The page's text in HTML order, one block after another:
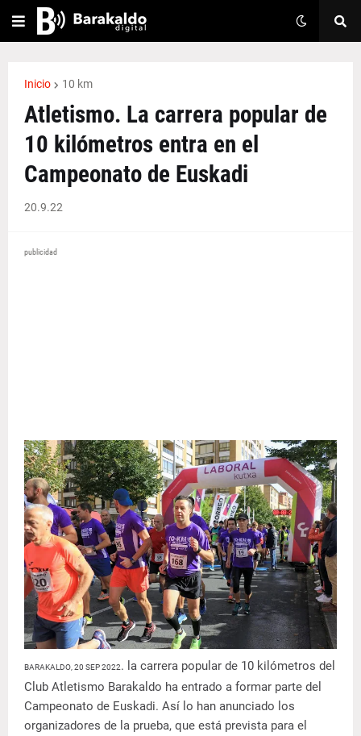
Inicio 10 km
Atletismo. La carrera popular de
10 kilómetros entra en el
Campeonato de Euskadi
20.9.22
publicidad
BARAKALDO, 20 SEP 2022. la carrera popular de 10 kilómetros del
Club Atletismo Barakaldo ha entrado a formar parte del
Campeonato de Euskadi. Así lo han anunciado los
organizadores de la prueba, que está prevista para el